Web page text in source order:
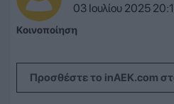
03 Ιουλίου 2025
Κοινοποίηση
Προσθέστε το inAEK.com